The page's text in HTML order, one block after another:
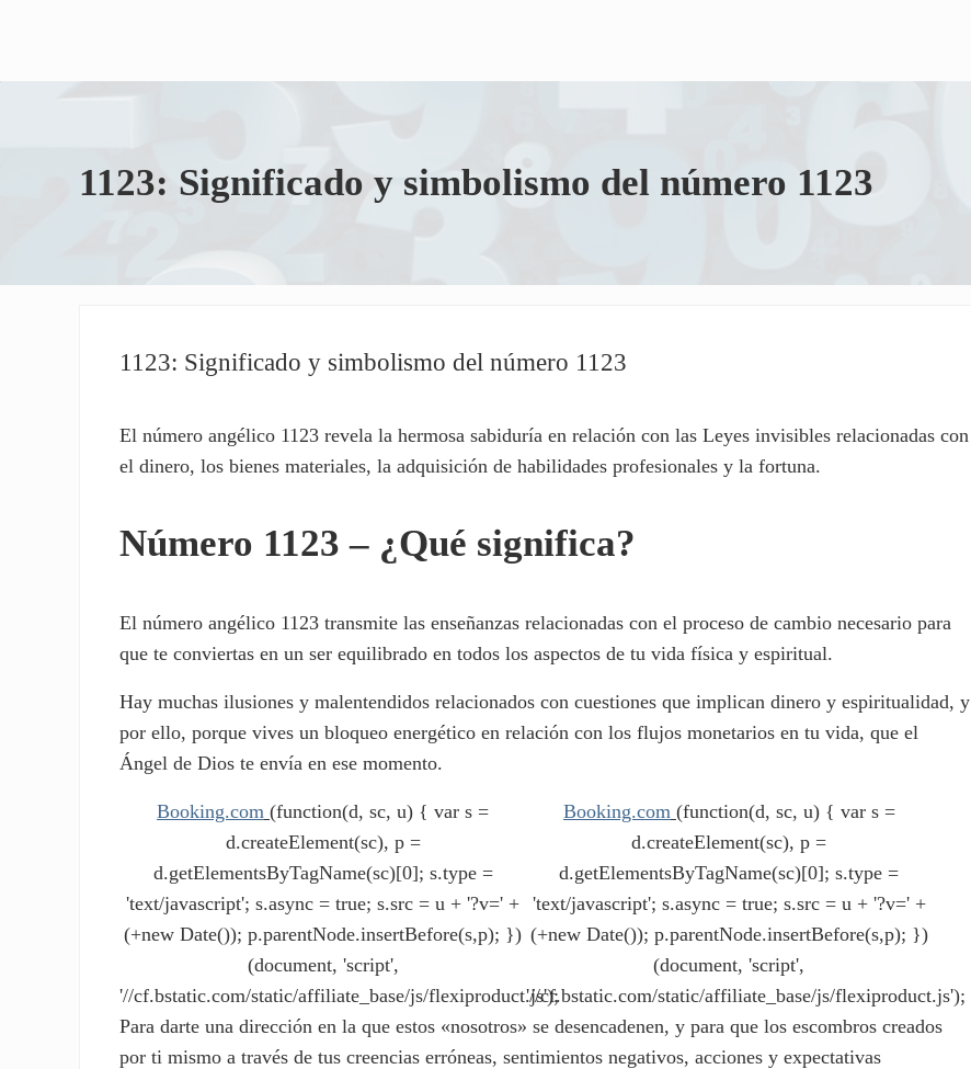
1123: Significado y simbolismo del número 1123
1123: Significado y simbolismo del número 1123
El número angélico 1123 revela la hermosa sabiduría en relación con las Leyes invisibles relacionadas con
el dinero, los bienes materiales, la adquisición de habilidades profesionales y la fortuna.
Número 1123 – ¿Qué significa?
El número angélico 1123 transmite las enseñanzas relacionadas con el proceso de cambio necesario para
que te conviertas en un ser equilibrado en todos los aspectos de tu vida física y espiritual.
Hay muchas ilusiones y malentendidos relacionados con cuestiones que implican dinero y espiritualidad, y
por ello, porque vives un bloqueo energético en relación con los flujos monetarios en tu vida, que el
Ángel de Dios te envía en ese momento.
Booking.com (function(d, sc, u) { var s =
d.createElement(sc), p =
d.getElementsByTagName(sc)[0]; s.type =
'text/javascript'; s.async = true; s.src = u + '?v=' +
(+new Date()); p.parentNode.insertBefore(s,p); })
(document, 'script',
'//cf.bstatic.com/static/affiliate_base/js/flexiproduct.js');
Booking.com (function(d, sc, u) { var s =
d.createElement(sc), p =
d.getElementsByTagName(sc)[0]; s.type =
'text/javascript'; s.async = true; s.src = u + '?v=' +
(+new Date()); p.parentNode.insertBefore(s,p); })
(document, 'script',
'//cf.bstatic.com/static/affiliate_base/js/flexiproduct.js');
Para darte una dirección en la que estos «nosotros» se desencadenen, y para que los escombros creados
por ti mismo a través de tus creencias erróneas, sentimientos negativos, acciones y expectativas